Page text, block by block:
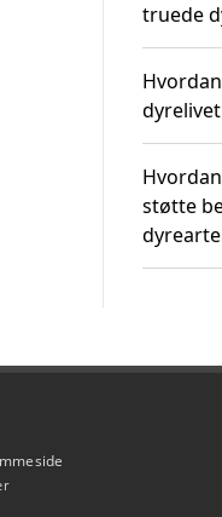
truede
støtte